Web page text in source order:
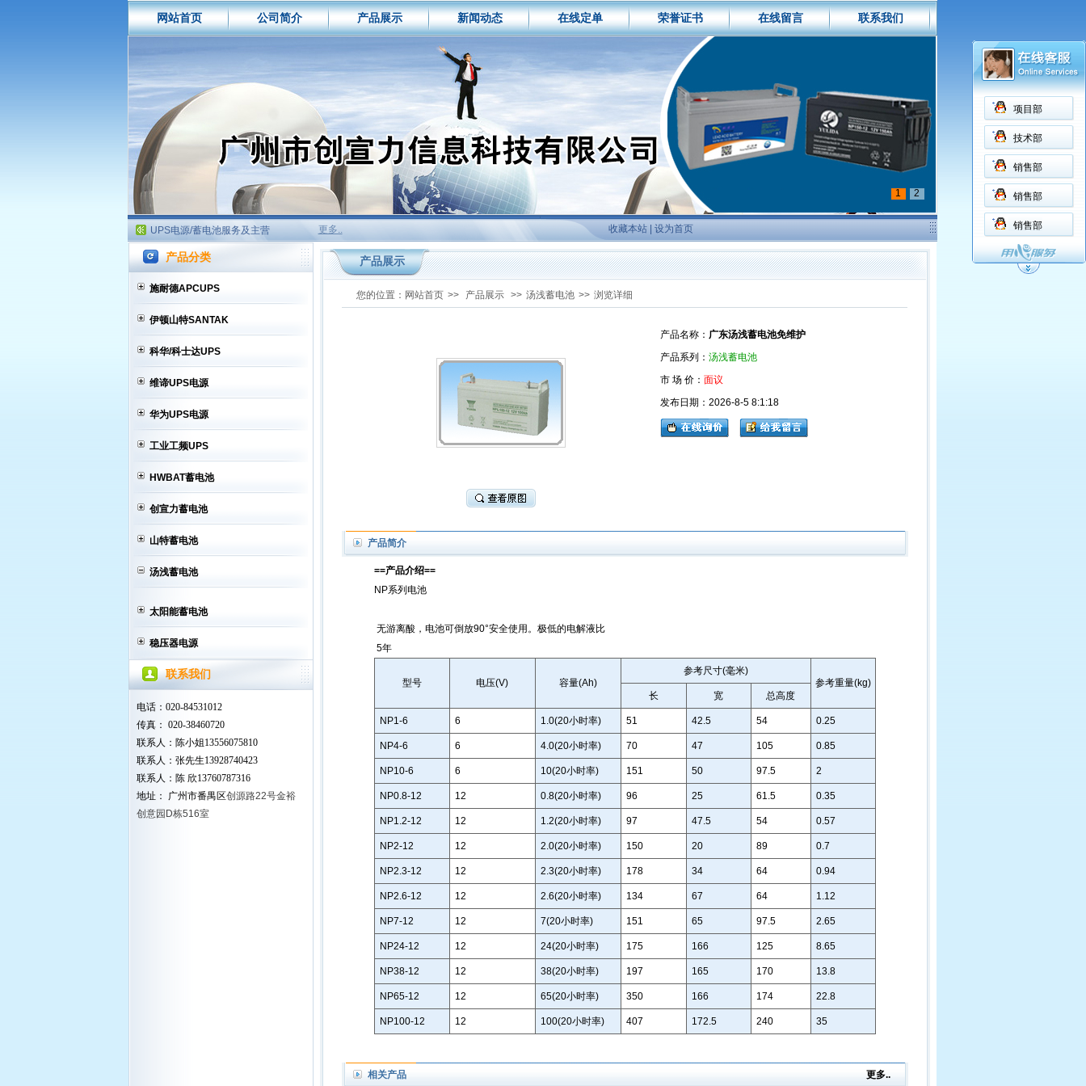
项目部
技术部
销售部
销售部
销售部
网站首页 公司简介 产品展示 新闻动态 在线定单 荣誉证书 在线留言 联系我们
1 2
如何选购买UPS电源
什么是铅酸蓄电池?
UPS电源技术特性比较
UPS电源/蓄电池服务及主营
如何选购买UPS电源
什么是铅酸蓄电池?
UPS电源技术特性比较
UPS电源/蓄电池服务及主营
如何选购买UPS电源
什么是铅酸蓄电池?
UPS电源/蓄电池服务及主营
更多.. 收藏本站| 设为首页
产品分类
施耐德APCUPS
伊顿山特SANTAK
科华/科士达UPS
维谛UPS电源
华为UPS电源
工业工频UPS
HWBAT蓄电池
创宣力蓄电池
山特蓄电池
汤浅蓄电池
太阳能蓄电池
稳压器电源
联系我们
电话：020-84531012
传真： 020-38460720
联系人：陈小姐13556075810
联系人：张先生13928740423
联系人：陈 欣13760787316
地址： 广州市番禺区创源路22号金裕
创意园D栋516室
产品展示
您的位置： 网站首页 >> 产品展示 >> 汤浅蓄电池 >> 浏览详细
产品名称： 广东汤浅蓄电池免维护
产品系列： 汤浅蓄电池
市 场 价： 面议
发布日期：2026-8-5 8:1:18
产品简介
==产品介绍==
NP系列电池
无游离酸，电池可倒放90°安全使用。极低的电解液比
5年
型号 电压(V) 容量(Ah)
参考尺寸(毫米)
参考重量(kg)
长
宽 总高度
NP1-6 6 1.0(20小时率) 51 42.5 54 0.25
NP4-6 6 4.0(20小时率) 70 47 105 0.85
NP10-6 6 10(20小时率) 151 50 97.5 2
NP0.8-12 12 0.8(20小时率) 96 25 61.5 0.35
NP1.2-12 12 1.2(20小时率) 97 47.5 54 0.57
NP2-12 12 2.0(20小时率) 150 20 89 0.7
NP2.3-12 12 2.3(20小时率) 178 34 64 0.94
NP2.6-12 12 2.6(20小时率) 134 67 64 1.12
NP7-12 12 7(20小时率) 151 65 97.5 2.65
NP24-12 12 24(20小时率) 175 166 125 8.65
NP38-12 12 38(20小时率) 197 165 170 13.8
NP65-12 12 65(20小时率) 350 166 174 22.8
NP100-12 12 100(20小时率) 407 172.5 240 35
相关产品 更多..